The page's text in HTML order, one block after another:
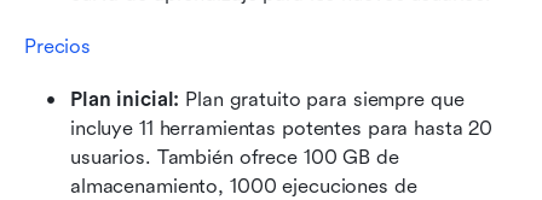
Precios
Plan inicial: Plan gratuito para siempre que
incluye 11 herramientas potentes para hasta 20
usuarios. También ofrece 100 GB de
almacenamiento, 1000 ejecuciones de